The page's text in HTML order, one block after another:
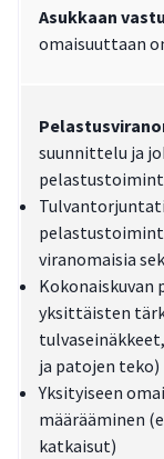
Asukkaan
omaisuuttaan
suunnittelu ja
viranomaisia
Kokonaiskuvan
yksittäisten
ja patojen teko)
Yksityiseen
määrääminen
katkaisut)